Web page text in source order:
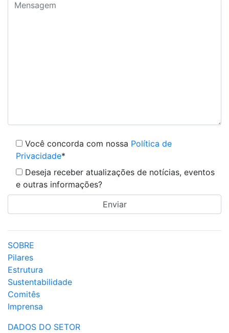
Você concorda com nossa Política de
Privacidade*
Deseja receber atualizações de notícias, eventos
e outras informações?
SOBRE
Pilares
Estrutura
Sustentabilidade
Comitês
Imprensa
DADOS DO SETOR